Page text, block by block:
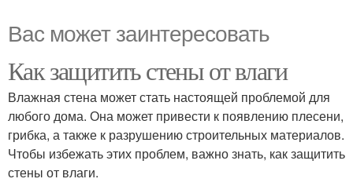
Вас может заинтересовать
Как защитить стены от влаги
Влажная стена может стать настоящей проблемой для
любого дома. Она может привести к появлению плесени,
грибка, а также к разрушению строительных материалов.
Чтобы избежать этих проблем, важно знать, как защитить
стены от влаги.